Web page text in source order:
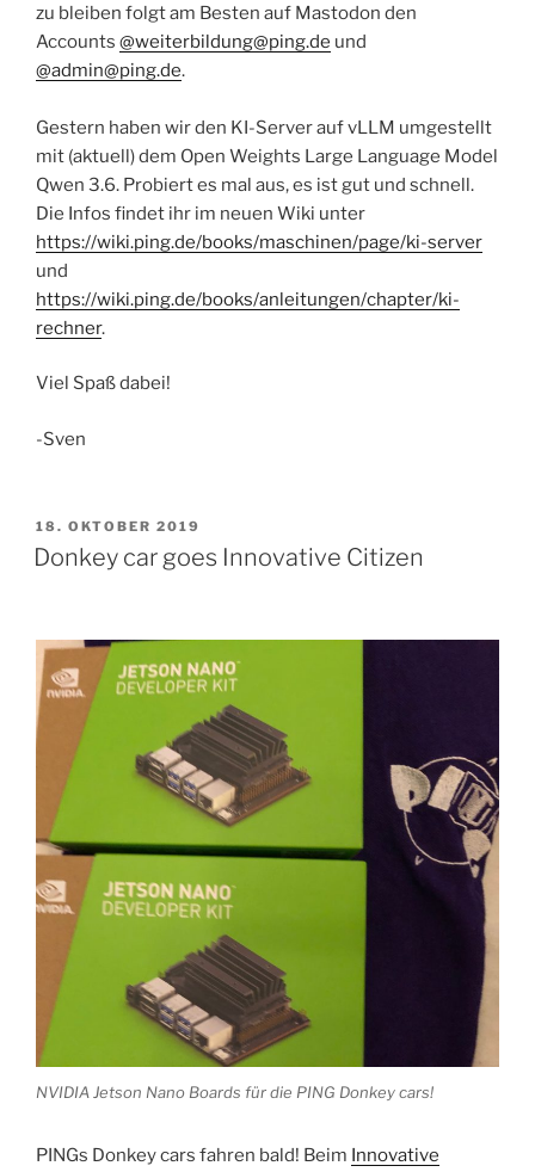
zu bleiben folgt am Besten auf Mastodon den
Accounts @weiterbildung@ping.de und
@admin@ping.de.
Gestern haben wir den KI-Server auf vLLM umgestellt
mit (aktuell) dem Open Weights Large Language Model
Qwen 3.6. Probiert es mal aus, es ist gut und schnell.
Die Infos findet ihr im neuen Wiki unter
https://wiki.ping.de/books/maschinen/page/ki-server
und
https://wiki.ping.de/books/anleitungen/chapter/ki-
rechner.
Viel Spaß dabei!
-Sven
VERÖFFENTLICHT
AM
18. OKTOBER 2019
Donkey car goes Innovative Citizen
NVIDIA Jetson Nano Boards für die PING Donkey cars!
PINGs Donkey cars fahren bald! Beim Innovative